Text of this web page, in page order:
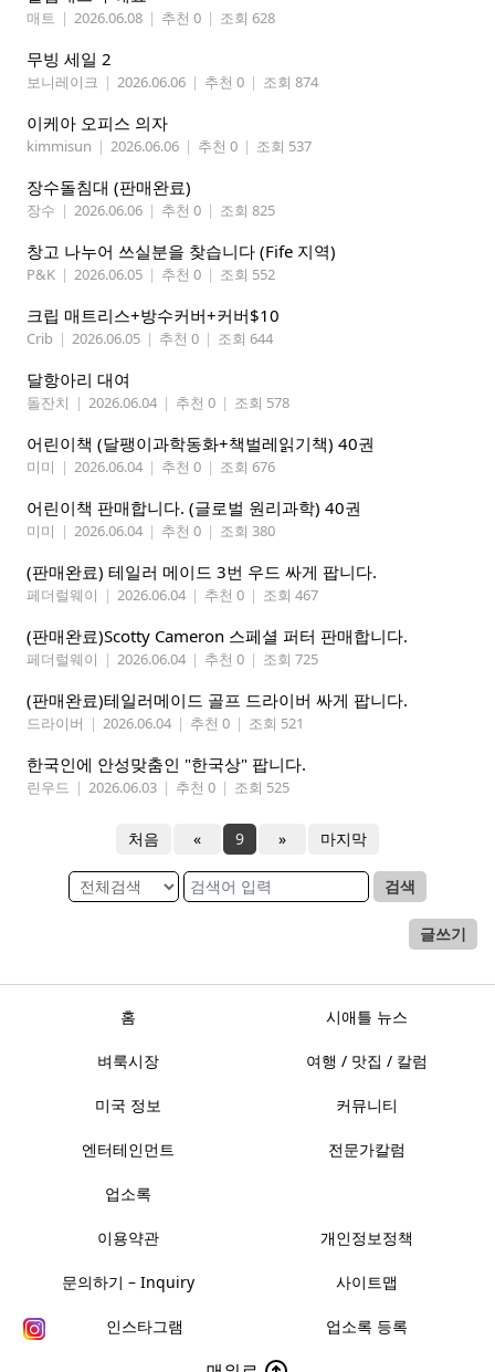
매트 | 2026.06.08 | 추천 0 | 조회 628
무빙 세일 2
보니레이크 | 2026.06.06 | 추천 0 | 조회 874
이케아 오피스 의자
kimmisun | 2026.06.06 | 추천 0 | 조회 537
장수돌침대 (판매완료)
장수 | 2026.06.06 | 추천 0 | 조회 825
창고 나누어 쓰실분을 찾습니다 (Fife 지역)
P&K | 2026.06.05 | 추천 0 | 조회 552
크립 매트리스+방수커버+커버$10
Crib | 2026.06.05 | 추천 0 | 조회 644
달항아리 대여
돌잔치 | 2026.06.04 | 추천 0 | 조회 578
어린이책 (달팽이과학동화+책벌레읽기책) 40권
미미 | 2026.06.04 | 추천 0 | 조회 676
어린이책 판매합니다. (글로벌 원리과학) 40권
미미 | 2026.06.04 | 추천 0 | 조회 380
(판매완료) 테일러 메이드 3번 우드 싸게 팝니다.
페더럴웨이 | 2026.06.04 | 추천 0 | 조회 467
(판매완료)Scotty Cameron 스페셜 퍼터 판매합니다.
페더럴웨이 | 2026.06.04 | 추천 0 | 조회 725
(판매완료)테일러메이드 골프 드라이버 싸게 팝니다.
드라이버 | 2026.06.04 | 추천 0 | 조회 521
한국인에 안성맞춤인 "한국상" 팝니다.
린우드 | 2026.06.03 | 추천 0 | 조회 525
처음 « 9 » 마지막
검색
글쓰기
홈 시애틀 뉴스
벼룩시장 여행 / 맛집 / 칼럼
미국 정보 커뮤니티
엔터테인먼트 전문가칼럼
업소록
이용약관 개인정보정책
문의하기 – Inquiry 사이트맵
인스타그램 업소록 등록